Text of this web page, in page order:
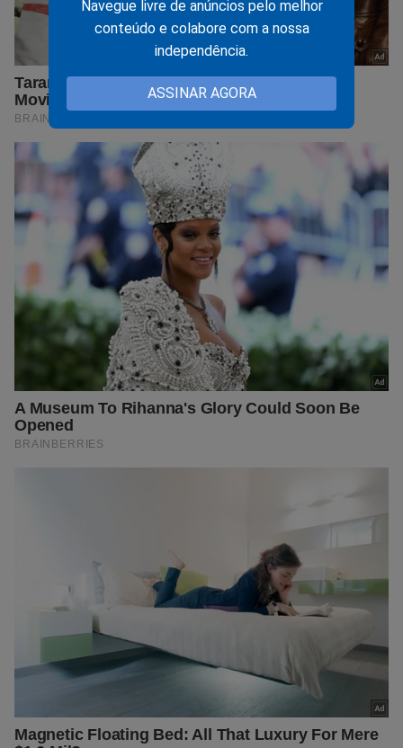
Navegue livre de anúncios pelo melhor
conteúdo e colabore com a nossa
independência.
ASSINAR AGORA